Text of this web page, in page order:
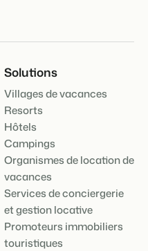
Solutions
Villages de vacances
Resorts
Hôtels
Campings
Organismes de location de
vacances
Services de conciergerie
et gestion locative
Promoteurs immobiliers
touristiques